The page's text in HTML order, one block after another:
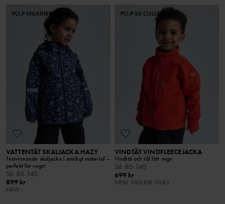
PO.P WEATHER PRO®
VATTENTÄT SKALJACKA HAZY
Testvinnande skaljacka i smidigt material –
perfekt för regn!
Stl : 80-140
899 kr
NEW
PO.P 50 COLLECTION
VINDTÄT VINDFLEECEJACKA
Vindtät och tål lätt regn
Stl : 80-140
699 kr
NEW ONLINE ONLY